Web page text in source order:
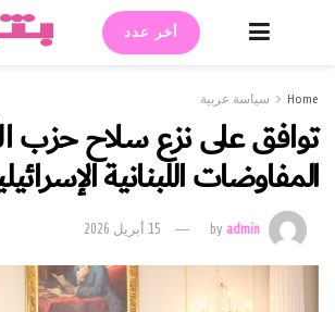
أخر عدد
Home سياسة عربية
توافق على نزع سلاح حزب
المفاوضات اللبنانية
byadmin 15 أبريل 2026